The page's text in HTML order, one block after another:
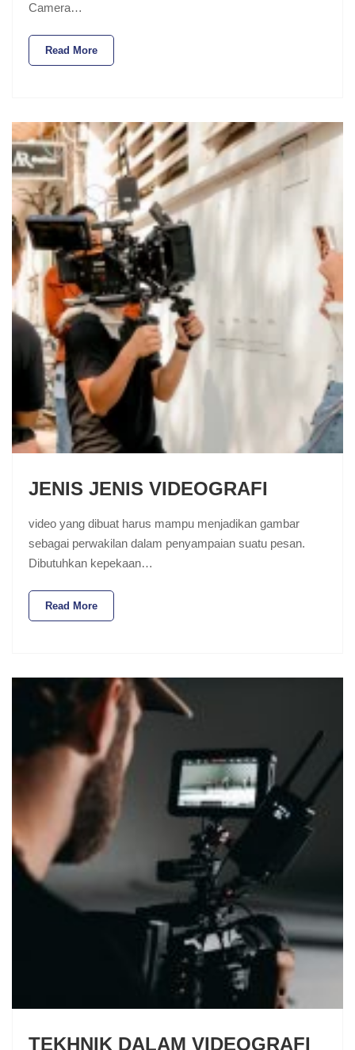
Camera…
Read More
JENIS JENIS VIDEOGRAFI
video yang dibuat harus mampu menjadikan gambar
sebagai perwakilan dalam penyampaian suatu pesan.
Dibutuhkan kepekaan…
Read More
TEKHNIK DALAM VIDEOGRAFI